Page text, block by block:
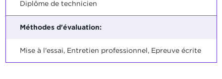
Diplôme de technicien
Méthodes d'évaluation:
Mise à l'essai, Entretien professionnel, Epreuve écrite